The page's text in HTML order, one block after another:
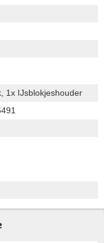
1x IJsblokjeshouder